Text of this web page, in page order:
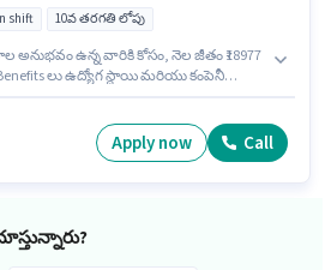
shift 10వ తరగతి లోపు
అనుభవం ఉన్న వారికి కోసం, నెల జీతం ₹18977
లు ఉద్యోగ స్థాయి మరియు కంపెనీ
అవసరం. ఈ ఖాళీ సెక్టర్-22 చండీగఢ్,
పొందేందుకు అభ్యర్థికి Inventory Control,
Apply now Call